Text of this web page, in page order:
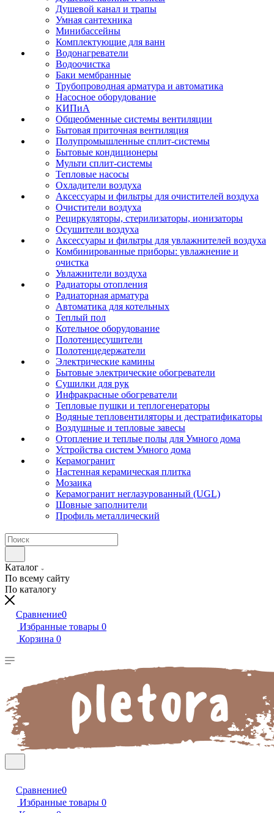
Душевой канал и трапы
Умная сантехника
Минибассейны
Комплектующие для ванн
Водонагреватели
Водоочистка
Баки мембранные
Трубопроводная арматура и автоматика
Насосное оборудование
КИПиА
Общеобменные системы вентиляции
Бытовая приточная вентиляция
Полупромышленные сплит-системы
Бытовые кондиционеры
Мульти сплит-системы
Тепловые насосы
Охладители воздуха
Аксессуары и фильтры для очистителей воздуха
Очистители воздуха
Рециркуляторы, стерилизаторы, ионизаторы
Осушители воздуха
Аксессуары и фильтры для увлажнителей воздуха
Комбинированные приборы: увлажнение и
очистка
Увлажнители воздуха
Радиаторы отопления
Радиаторная арматура
Автоматика для котельных
Теплый пол
Котельное оборудование
Полотенцесушители
Полотенцедержатели
Электрические камины
Бытовые электрические обогреватели
Сушилки для рук
Инфракрасные обогреватели
Тепловые пушки и теплогенераторы
Водяные тепловентиляторы и дестратификаторы
Воздушные и тепловые завесы
Отопление и теплые полы для Умного дома
Устройства систем Умного дома
Керамогранит
Настенная керамическая плитка
Мозаика
Керамогранит неглазурованный (UGL)
Шовные заполнители
Профиль металлический
Каталог
По всему сайту
По каталогу
Сравнение0
Избранные товары 0
Корзина 0
Сравнение0
Избранные товары 0